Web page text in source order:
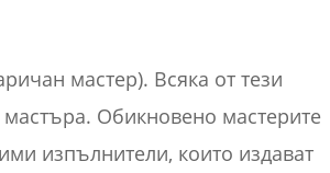
мастер). Всяка от тези
Обикновено мастерите
изпълнители, които издават